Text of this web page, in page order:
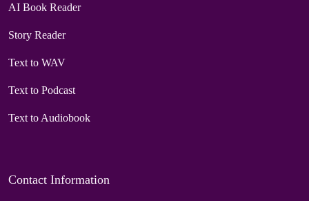
AI Book Reader
Story Reader
Text to WAV
Text to Podcast
Text to Audiobook
Contact Information